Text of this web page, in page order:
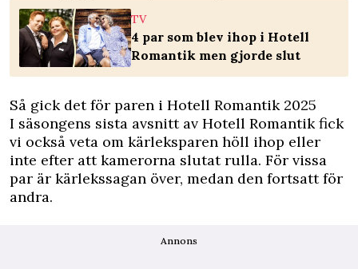
TV
4 par som blev ihop i Hotell
Romantik men gjorde slut
Så gick det för paren i Hotell Romantik 2025
I säsongens sista avsnitt av Hotell Romantik fick
vi också veta om kärleksparen höll ihop eller
inte efter att kamerorna slutat rulla. För vissa
par är kärlekssagan över, medan den fortsatt för
andra.
Annons